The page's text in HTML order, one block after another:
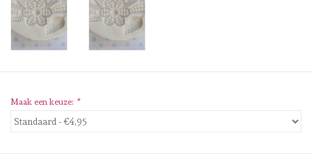
Diversen
Embossingpoeders
Lint
Maak een keuze: *